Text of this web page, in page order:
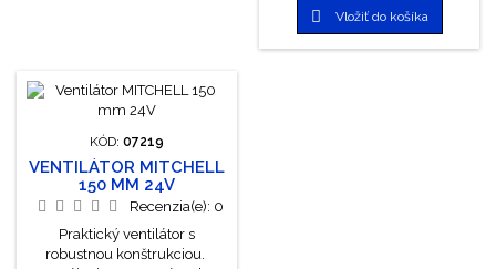
 Vložiť do košíka
KÓD: 07219
VENTILÁTOR MITCHELL
150 MM 24V
Recenzia(e): 0
Praktický ventilátor s
robustnou konštrukciou.